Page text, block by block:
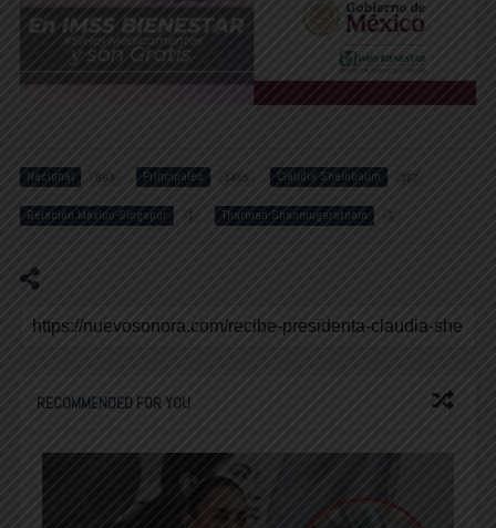
Nacional 803 Principales 1485 Claudia Sheinbaum 267
Relación México-Singapur 1 Tharman Shanmugaratnam 1
RECOMMENDED FOR YOU